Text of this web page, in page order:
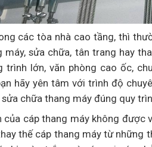
các tòa nhà cao tầng, thì
sửa chữa, tân trang hay
trình lớn, văn phòng cao ốc,
hãy yên tâm với trình độ
chữa thang máy đúng quy
cáp thang máy không
thế cáp thang máy từ